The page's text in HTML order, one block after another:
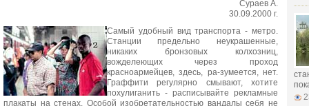
Сураев А.
30.09.2000 г.
Самый удобный вид транспорта - метро.
Станции предельно неукрашенные,
никаких бронзовых колхозниц,
вожделеющих через проход
красноармейцев, здесь, ра-зумеется, нет.
Граффити регулярно смывают, хотите
похулиганить - расписывайте рекламные
плакаты на стенах. Особой изобретательностью вандалы себя не